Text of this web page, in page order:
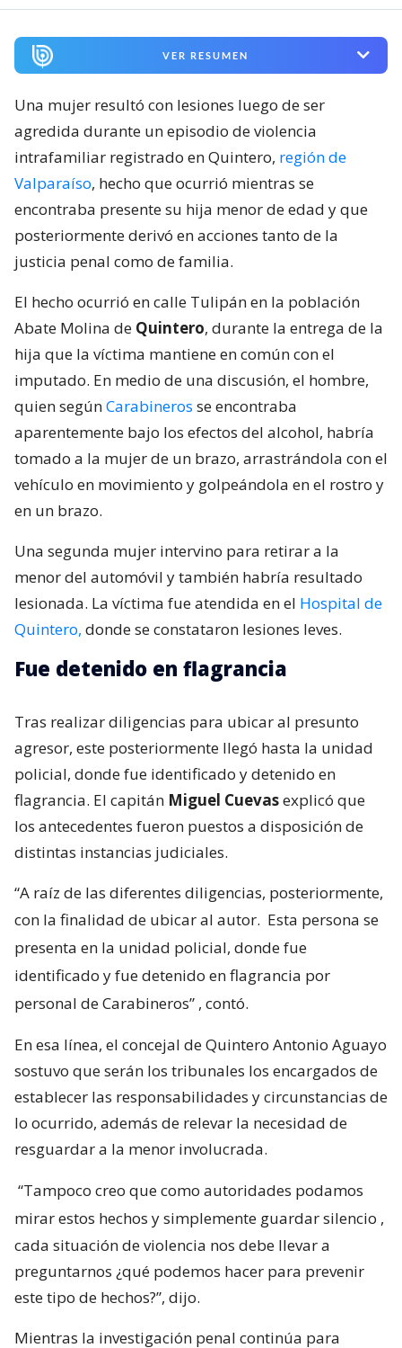
VER RESUMEN
Una mujer resultó con lesiones luego de ser
agredida durante un episodio de violencia
intrafamiliar registrado en Quintero, región de
Valparaíso, hecho que ocurrió mientras se
encontraba presente su hija menor de edad y que
posteriormente derivó en acciones tanto de la
justicia penal como de familia.
El hecho ocurrió en calle Tulipán en la población
Abate Molina de Quintero, durante la entrega de la
hija que la víctima mantiene en común con el
imputado. En medio de una discusión, el hombre,
quien segúnCarabineros se encontraba
aparentemente bajo los efectos del alcohol, habría
tomado a la mujer de un brazo, arrastrándola con el
vehículo en movimiento y golpeándola en el rostro y
en un brazo.
Una segunda mujer intervino para retirar a la
menor del automóvil y también habría resultado
lesionada. La víctima fue atendida en el Hospital de
Quintero, donde se constataron lesiones leves.
Fue detenido en flagrancia
Tras realizar diligencias para ubicar al presunto
agresor, este posteriormente llegó hasta la unidad
policial, donde fue identificado y detenido en
flagrancia. El capitán Miguel Cuevasexplicó que
los antecedentes fueron puestos a disposición de
distintas instancias judiciales.
“A raíz de las diferentes diligencias, posteriormente,
con la finalidad de ubicar al autor. Esta persona se
presenta en la unidad policial, donde fue
identificado y fue detenido en flagrancia por
personal de Carabineros” , contó.
En esa línea, el concejal de Quintero Antonio Aguayo
sostuvo que serán los tribunales los encargados de
establecer las responsabilidades y circunstancias de
lo ocurrido, además de relevar la necesidad de
resguardar a la menor involucrada.
“Tampoco creo que como autoridades podamos
mirar estos hechos y simplemente guardar silencio ,
cada situación de violencia nos debe llevar a
preguntarnos ¿qué podemos hacer para prevenir
este tipo de hechos?”, dijo.
Mientras la investigación penal continúa para